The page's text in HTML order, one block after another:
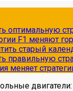
оптимальную
F1 меняют
старый
правильную
меняет